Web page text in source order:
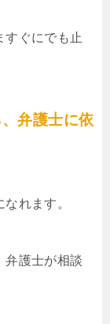
すぐにでも止
弁護士に依
れます。
弁護士が相談